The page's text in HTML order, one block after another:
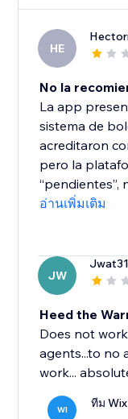
HE
No la
La app
sistema de
acreditaron
pero la
“pendientes”,
อ่านเพิ่มเติม
JW
Heed the
Does not
agents...to no
work...
WI ทีม Wix